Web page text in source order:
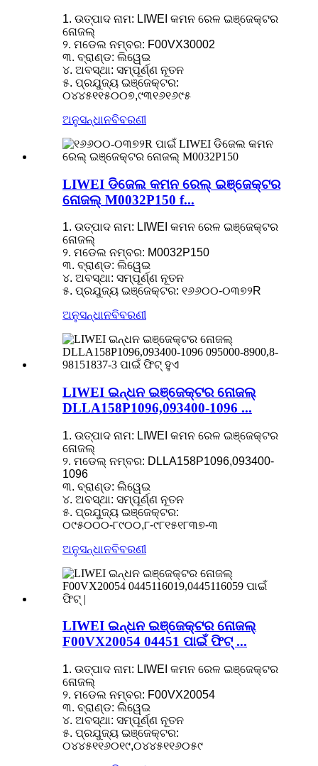
1. ଉତ୍ପାଦ ନାମ: LIWEI କମନ ରେଳ ଇଞ୍ଜେକ୍ଟର
ନୋଜଲ୍
୨. ମଡେଲ ନମ୍ବର: F00VX30002
୩. ବ୍ରାଣ୍ଡ: ଲିୱେଇ
୪. ଅବସ୍ଥା: ସମ୍ପୂର୍ଣ୍ଣ ନୂତନ
୫. ପ୍ରଯୁଜ୍ୟ ଇଞ୍ଜେକ୍ଟର:
୦୪୪୫୧୧୫୦୦୭,୯୩୧୬୧୬୯୫
ଅନୁସନ୍ଧାନବିବରଣୀ
LIWEI ଡିଜେଲ କମନ ରେଲ୍ ଇଞ୍ଜେକ୍ଟର
ନୋଜଲ୍ M0032P150 f...
1. ଉତ୍ପାଦ ନାମ: LIWEI କମନ ରେଳ ଇଞ୍ଜେକ୍ଟର
ନୋଜଲ୍
୨. ମଡେଲ ନମ୍ବର: M0032P150
୩. ବ୍ରାଣ୍ଡ: ଲିୱେଇ
୪. ଅବସ୍ଥା: ସମ୍ପୂର୍ଣ୍ଣ ନୂତନ
୫. ପ୍ରଯୁଜ୍ୟ ଇଞ୍ଜେକ୍ଟର: ୧୬୬୦୦-୦୩୭୨R
ଅନୁସନ୍ଧାନବିବରଣୀ
LIWEI ଇନ୍ଧନ ଇଞ୍ଜେକ୍ଟର ନୋଜଲ୍
DLLA158P1096,093400-1096 ...
1. ଉତ୍ପାଦ ନାମ: LIWEI କମନ ରେଳ ଇଞ୍ଜେକ୍ଟର
ନୋଜଲ୍
୨. ମଡେଲ୍ ନମ୍ବର: DLLA158P1096,093400-
1096
୩. ବ୍ରାଣ୍ଡ: ଲିୱେଇ
୪. ଅବସ୍ଥା: ସମ୍ପୂର୍ଣ୍ଣ ନୂତନ
୫. ପ୍ରଯୁଜ୍ୟ ଇଞ୍ଜେକ୍ଟର:
୦୯୫୦୦୦-୮୯୦୦,୮-୯୮୧୫୧୮୩୭-୩
ଅନୁସନ୍ଧାନବିବରଣୀ
LIWEI ଇନ୍ଧନ ଇଞ୍ଜେକ୍ଟର ନୋଜଲ୍
F00VX20054 04451 ପାଇଁ ଫିଟ୍ ...
1. ଉତ୍ପାଦ ନାମ: LIWEI କମନ ରେଳ ଇଞ୍ଜେକ୍ଟର
ନୋଜଲ୍
୨. ମଡେଲ ନମ୍ବର: F00VX20054
୩. ବ୍ରାଣ୍ଡ: ଲିୱେଇ
୪. ଅବସ୍ଥା: ସମ୍ପୂର୍ଣ୍ଣ ନୂତନ
୫. ପ୍ରଯୁଜ୍ୟ ଇଞ୍ଜେକ୍ଟର:
୦୪୪୫୧୧୬୦୧୯,୦୪୪୫୧୧୬୦୫୯